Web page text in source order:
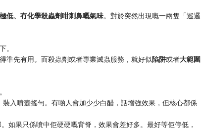
低、冇化學殺蟲劑咁刺鼻嘅氣味。對於突然出現嘅一兩隻「巡邏
。
準先有用。而殺蟲劑或者專業滅蟲服務，就好似陷阱或者大範圍
裝入噴壺搖勻。有啲人會加少少白醋，話增強效果，但核心都係
如果只係噴中佢硬硬嘅背脊，效果會差好多。最好等佢停低，